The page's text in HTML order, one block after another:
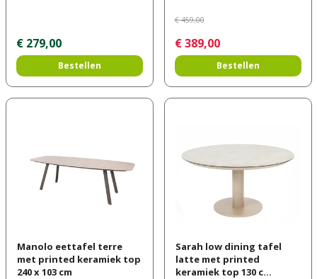
€ 279,00
Bestellen
€ 459,00
€ 389,00
Bestellen
Manolo eettafel terre
met printed keramiek top
240 x 103 cm
Sarah low dining tafel
latte met printed
keramiek top 130 c…